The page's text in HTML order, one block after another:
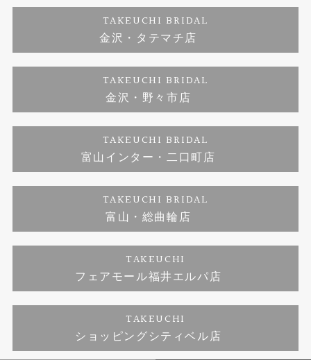
婚約ネックレス
ダイヤモンド
ジュエリーリフォーム
プロポーズサポート
ブランドリスト
福井指輪工房｜手作りペアリング
福井指輪工房｜手作り結婚指輪 and 婚約指輪
福井工房｜手作り婚約指輪プロポーズプラン
お客様の声
プライバシーポリシー
TAKEUCHI BRIDAL
金沢・タテマチ店
TAKEUCHI BRIDAL
金沢・野々市店
TAKEUCHI BRIDAL
富山インター・二口町店
TAKEUCHI BRIDAL
富山・総曲輪店
TAKEUCHI
フェアモール福井エルパ店
TAKEUCHI
ショッピングシティベル店